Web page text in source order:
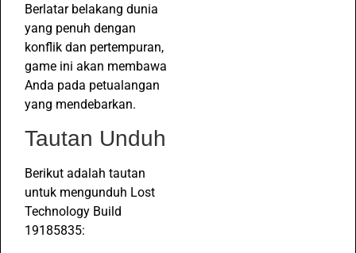
Berlatar belakang dunia
yang penuh dengan
konflik dan pertempuran,
game ini akan membawa
Anda pada petualangan
yang mendebarkan.
Tautan Unduh
Berikut adalah tautan
untuk mengunduh Lost
Technology Build
19185835: